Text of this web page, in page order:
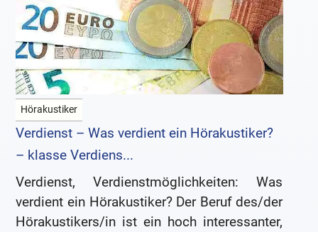
Hörakustiker
Verdienst – Was verdient ein Hörakustiker?
– klasse Verdiens...
Verdienst, Verdienstmöglichkeiten: Was
verdient ein Hörakustiker? Der Beruf des/der
Hörakustikers/in ist ein hoch interessanter,